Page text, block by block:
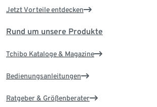
Jetzt Vorteile entdecken
Rund um unsere Produkte
Tchibo Kataloge & Magazine
Bedienungsanleitungen
Ratgeber & Größenberater